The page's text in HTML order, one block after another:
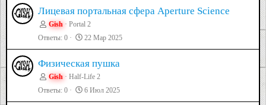
Лицевая портальная сфера Aperture Science
Gish
Portal 2
Ответы 0 22 Мар 2025
Физическая пушка
Gish
Half-Life 2
Ответы 0 6 Июл 2025